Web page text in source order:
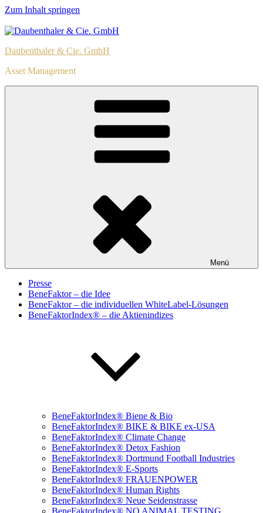
Zum Inhalt springen
Daubenthaler & Cie. GmbH
Asset Management
Menü
Presse
BeneFaktor – die Idee
BeneFaktor – die individuellen WhiteLabel-Lösungen
BeneFaktorIndex® – die Aktienindizes
BeneFaktorIndex® Biene & Bio
BeneFaktorIndex® BIKE & BIKE ex-USA
BeneFaktorIndex® Climate Change
BeneFaktorIndex® Detox Fashion
BeneFaktorIndex® Dortmund Football Industries
BeneFaktorIndex® E-Sports
BeneFaktorIndex® FRAUENPOWER
BeneFaktorIndex® Human Rights
BeneFaktorIndex® Neue Seidenstrasse
BeneFaktorIndex® NO ANIMAL TESTING